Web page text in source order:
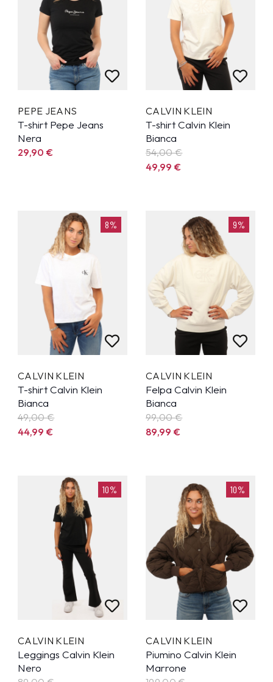
PEPE JEANS
T-shirt Pepe Jeans
Nera
29,90€
CALVIN KLEIN
T-shirt Calvin Klein
Bianca
54,00 €
49,99€
8%
CALVIN KLEIN
T-shirt Calvin Klein
Bianca
49,00 €
44,99€
9%
CALVIN KLEIN
Felpa Calvin Klein
Bianca
99,00 €
89,99€
10%
CALVIN KLEIN
Leggings Calvin Klein
Nero
10%
CALVIN KLEIN
Piumino Calvin Klein
Marrone